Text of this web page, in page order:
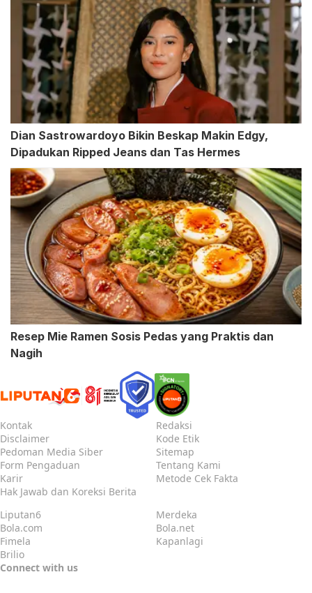
Dian Sastrowardoyo Bikin Beskap Makin Edgy,
Dipadukan Ripped Jeans dan Tas Hermes
Resep Mie Ramen Sosis Pedas yang Praktis dan
Nagih
Kontak
Redaksi
Disclaimer
Kode Etik
Pedoman Media Siber
Sitemap
Form Pengaduan
Tentang Kami
Karir
Metode Cek Fakta
Hak Jawab dan Koreksi Berita
Liputan6
Merdeka
Bola.com
Bola.net
Fimela
Kapanlagi
Brilio
Connect with us